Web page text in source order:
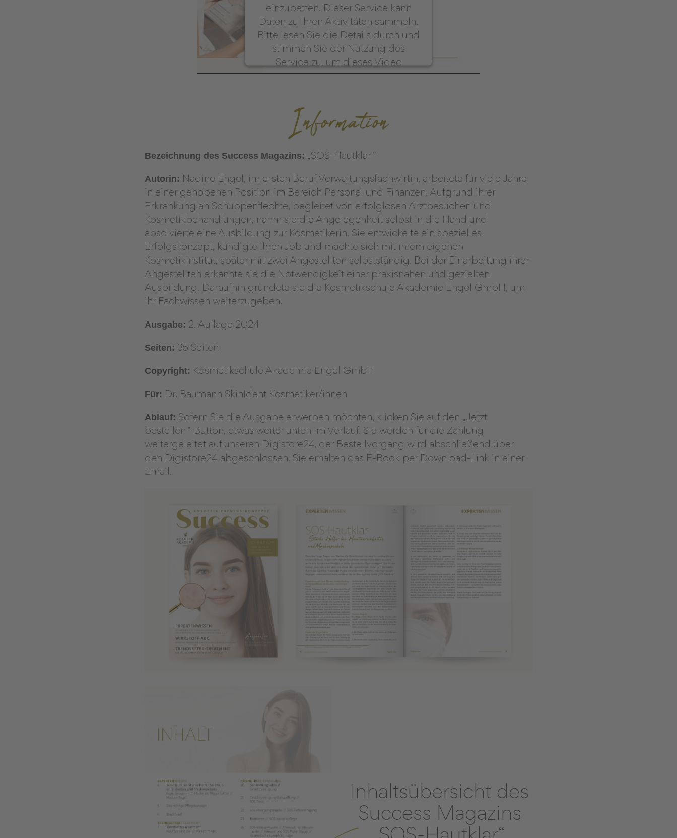
einzubetten. Dieser Service kann
Daten zu Ihren Aktivitäten sammeln.
Bitte lesen Sie die Details durch und
stimmen Sie der Nutzung des
Service zu, um dieses Video
anzusehen.
Mehr Informationen
Akzeptieren
powered by
Usercentrics Consent Management
Platform
&eRecht24
Information
Bezeichnung des Success Magazins: „SOS-Hautklar “
Autorin:
Nadine Engel, im ersten Beruf Verwaltungsfachwirtin, arbeitete für viele Jahre
in einer gehobenen Position im Bereich Personal und Finanzen. Aufgrund ihrer
Erkrankung an Schuppenflechte, begleitet von erfolglosen Arztbesuchen und
Kosmetikbehandlungen, nahm sie die Angelegenheit selbst in die Hand und
absolvierte eine Ausbildung zur Kosmetikerin. Sie entwickelte ein spezielles
Erfolgskonzept, kündigte ihren Job und machte sich mit ihrem eigenen
Kosmetikinstitut, später mit zwei Angestellten selbstständig. Bei der Einarbeitung ihrer
Angestellten erkannte sie die Notwendigkeit einer praxisnahen und gezielten
Ausbildung. Daraufhin gründete sie die Kosmetikschule Akademie Engel GmbH, um
ihr Fachwissen weiterzugeben.
Ausgabe: 2. Auflage 2024
Seiten: 35 Seiten
Copyright: Kosmetikschule Akademie Engel GmbH
Für: Dr. Baumann SkinIdent Kosmetiker/innen
Ablauf: Sofern Sie die Ausgabe erwerben möchten, klicken Sie auf den „Jetzt
bestellen “
Button, etwas weiter unten im Verlauf. Sie werden für die Zahlung
weitergeleitet auf unseren Digistore24, der Bestellvorgang wird abschließend über
den Digistore24 abgeschlossen. Sie erhalten das E-Book per Download-Link in einer
Email.
Inhaltsübersicht des
Success Magazins